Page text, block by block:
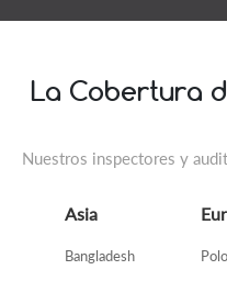
La Cobertura
Nuestros inspectores y
Asia
Bangladesh